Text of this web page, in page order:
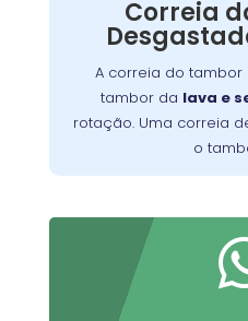
Correia
A correia do
tambor da lava e
rotação. Uma correia
o
o problema,
preparar suas